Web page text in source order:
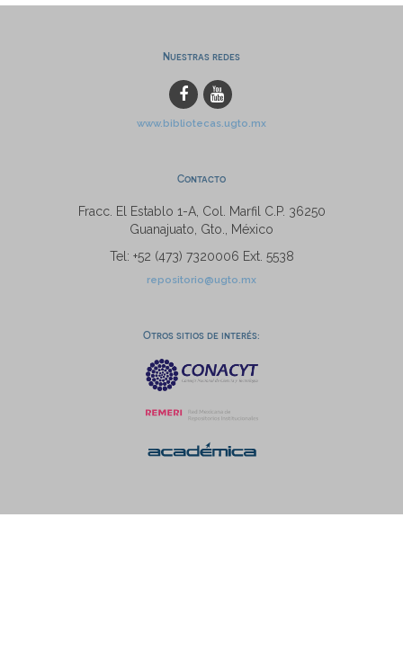
Nuestras redes
www.bibliotecas.ugto.mx
Contacto
Fracc. El Establo 1-A, Col. Marfil C.P. 36250
Guanajuato, Gto., México
Tel: +52 (473) 7320006 Ext. 5538
repositorio@ugto.mx
Otros sitios de interés: